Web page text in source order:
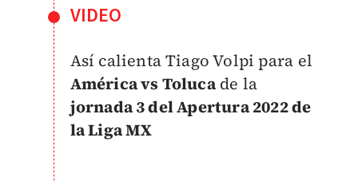
VIDEO
Así calienta Tiago Volpi para el
América vs Tolucade la
jornada 3 del Apertura 2022 de
la Liga MX